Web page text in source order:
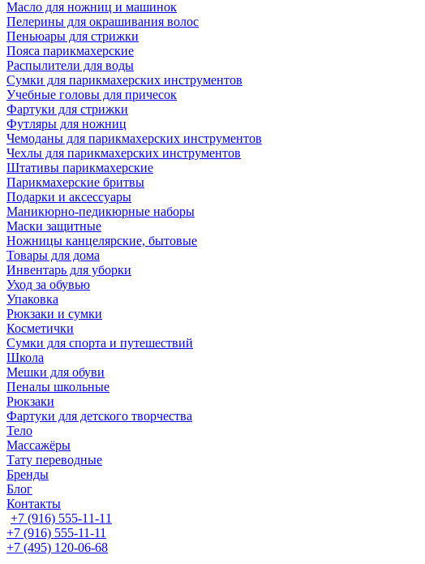
Масло для ножниц и машинок
Пелерины для окрашивания волос
Пеньюары для стрижки
Пояса парикмахерские
Распылители для воды
Сумки для парикмахерских инструментов
Учебные головы для причесок
Фартуки для стрижки
Футляры для ножниц
Чемоданы для парикмахерских инструментов
Чехлы для парикмахерских инструментов
Штативы парикмахерские
Парикмахерские бритвы
Подарки и аксессуары
Маникюрно-педикюрные наборы
Маски защитные
Ножницы канцелярские, бытовые
Товары для дома
Инвентарь для уборки
Уход за обувью
Упаковка
Рюкзаки и сумки
Косметички
Сумки для спорта и путешествий
Школа
Мешки для обуви
Пеналы школьные
Рюкзаки
Фартуки для детского творчества
Тело
Массажёры
Тату переводные
Бренды
Блог
Контакты
+7 (916) 555-11-11
+7 (916) 555-11-11
+7 (495) 120-06-68